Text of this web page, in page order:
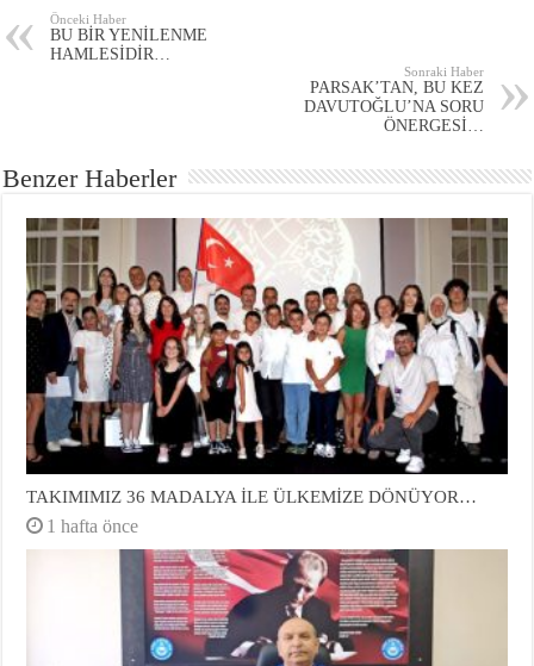
Önceki Haber
BU BİR YENİLENME
HAMLESİDİR…
Sonraki Haber
PARSAK’TAN, BU KEZ
DAVUTOĞLU’NA SORU
ÖNERGESİ…
Benzer Haberler
TAKIMIMIZ 36 MADALYA İLE ÜLKEMİZE DÖNÜYOR…
1 hafta önce